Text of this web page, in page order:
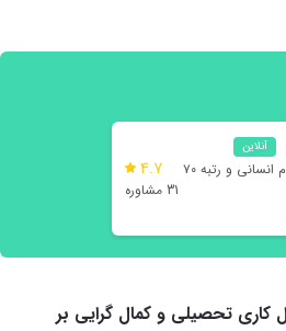
آنلاین
رتبه برتر کنکور علوم انسانی و رتبه ۷۰
4.7
31 مشاوره
کاری تحصیلی و کمال گرایی بر